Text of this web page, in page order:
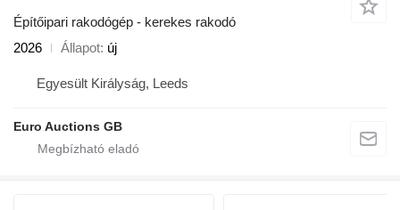
Építőipari rakodógép - kerekes rakodó
2026
Állapot új
Egyesült Királyság, Leeds
Euro Auctions GB